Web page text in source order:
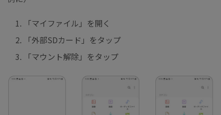
「マイファイル」を開く
「外部SDカード」をタップ
「マウント解除」をタップ